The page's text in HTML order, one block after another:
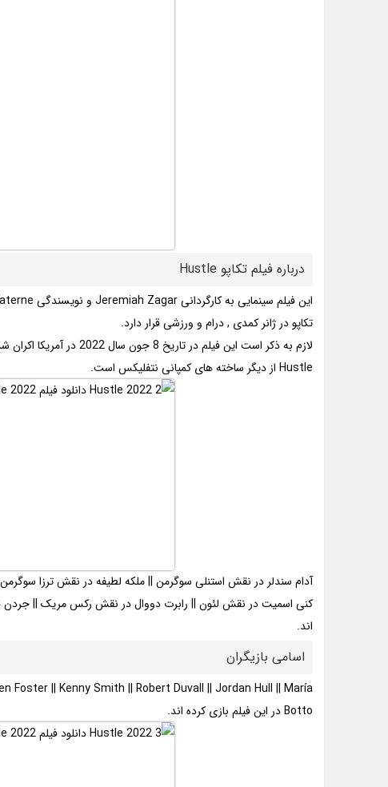
درباره فیلم تکاپو Hustle
این فیلم سینمایی به کارگردانی Jeremiah Zagar و نویسندگی Will Fetters . Taylor Materne ساخته شده است.
تکاپو در ژانر کمدی , درام و ورزشی قرار دارد.
لازم به ذکر است این فیلم در تاریخ 8 جون سال 2022 در آمریکا اکران شده است.
Hustle از دیگر ساخته های کمپانی نتفلیکس است.
آدام سندلر در نقش استنلی سوگرمن || ملکه لطیفه در نقش ترزا
کنی اسمیت در نقش لئون || رابرت دووال در نقش رکس مریک || جردن
اند.
اسامی بازیگران
Foster || Kenny Smith || Robert Duvall || Jordan Hull || María
Botto در این فیلم بازی کرده اند.